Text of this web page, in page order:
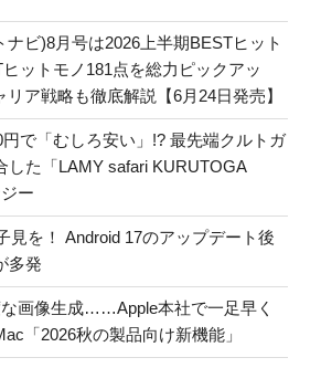
ビ)8月号は2026上半期BESTヒット
ットモノ181点を総力ピックアッ
ア戦略も徹底解説【6月24日発売】
で「むしろ安い」!? 最先端クルトガ
した「LAMY safari KURUTOGA
ー
見を！ Android 17のアップデート後
多発
画像生成……Apple本社で一足早く
「2026秋の製品向け新機能」